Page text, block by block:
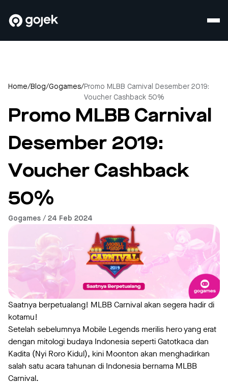
Home/Blog/Gogames/Promo MLBB Carnival Desember 2019:
Voucher Cashback 50%
Promo MLBB Carnival
Desember 2019:
Voucher Cashback
50%
Gogames / 24 Feb 2024
Saatnya berpetualang! MLBB Carnival akan segera hadir di
kotamu!
Setelah sebelumnya Mobile Legends merilis hero yang erat
dengan mitologi budaya Indonesia seperti Gatotkaca dan
Kadita (Nyi Roro Kidul), kini Moonton akan menghadirkan
salah satu acara tahunan di Indonesia bernama MLBB
Carnival.